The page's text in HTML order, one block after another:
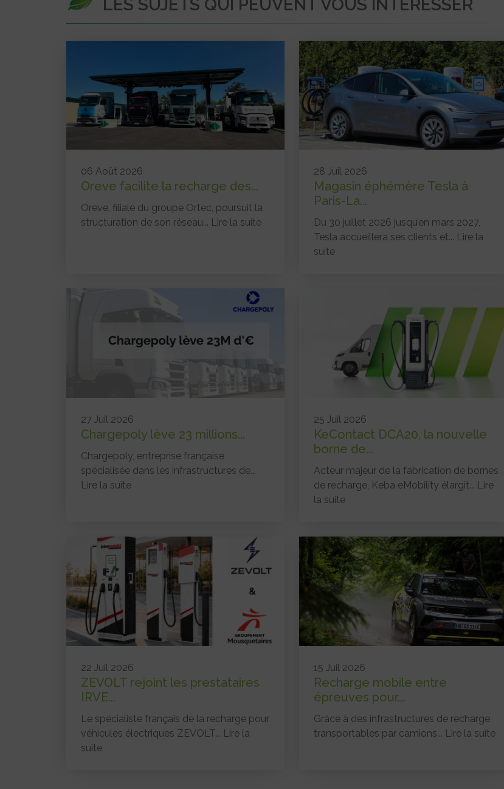
LES SUJETS QUI PEUVENT VOUS INTÉRESSER
06 Août 2026
Oreve facilite la recharge des...
Oreve, filiale du groupe Ortec, poursuit la
structuration de son réseau... Lire la suite
28 Juil 2026
Magasin éphémère Tesla à
Paris-La...
Du 30 juillet 2026 jusqu’en mars 2027,
Tesla accueillera ses clients et... Lire la
suite
27 Juil 2026
Chargepoly lève 23 millions...
Chargepoly, entreprise française
spécialisée dans les infrastructures de...
Lire la suite
25 Juil 2026
KeContact DCA20, la nouvelle
borne de...
Acteur majeur de la fabrication de bornes
de recharge, Keba eMobility élargit... Lire
la suite
22 Juil 2026
ZEVOLT rejoint les prestataires
IRVE...
Le spécialiste français de la recharge pour
véhicules électriques ZEVOLT... Lire la
suite
15 Juil 2026
Recharge mobile entre
épreuves pour...
Grâce à des infrastructures de recharge
transportables par camions... Lire la suite